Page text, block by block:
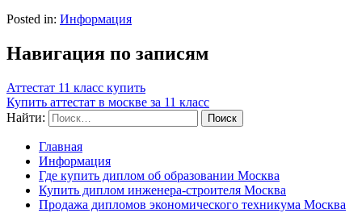
Posted in: Информация
Навигация по записям
Аттестат 11 класс купить
Купить аттестат в москве за 11 класс
Найти:
Главная
Информация
Где купить диплом об образовании Москва
Купить диплом инженера-строителя Москва
Продажа дипломов экономического техникума Москва